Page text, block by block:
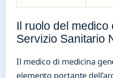
Il ruolo del medico
Servizio Sanitario
Il medico di medicina
elemento portante